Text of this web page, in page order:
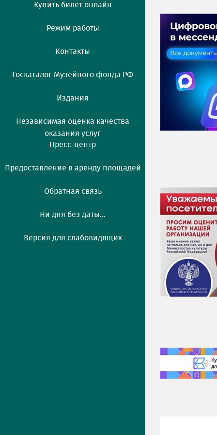
Купить билет онлайн
Режим работы
Контакты
Госкаталог Музейного фонда РФ
Издания
Независимая оценка качества
оказания услуг
Пресс-центр
Предоставление в аренду площадей
Обратная связь
Ни дня без даты...
Версия для слабовидящих